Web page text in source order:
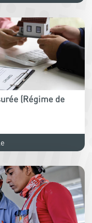
(Régime de